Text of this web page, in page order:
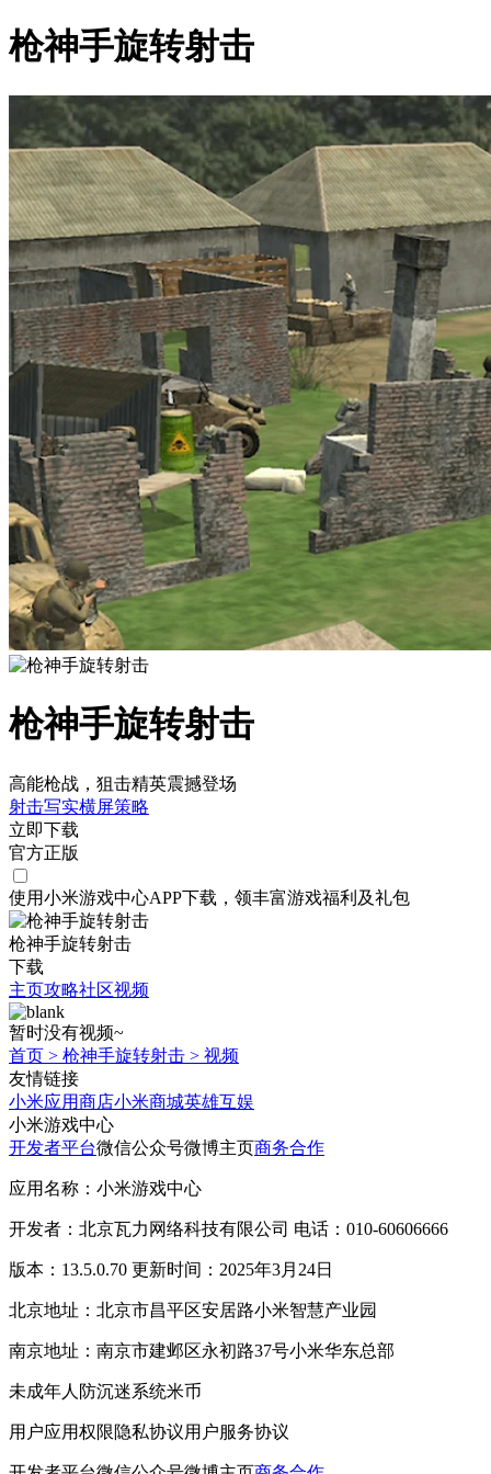
枪神手旋转射击
枪神手旋转射击
高能枪战，狙击精英震撼登场
射击写实横屏策略
立即下载
官方正版
使用小米游戏中心APP下载 ，领丰富游戏福利 及礼包
枪神手旋转射击
下载
主页攻略社区视频
暂时没有视频~
首页 > 枪神手旋转射击 > 视频
友情链接
小米应用商店小米商城英雄互娱
小米游戏中心
开发者平台微信公众号微博主页商务合作
应用名称：小米游戏中心
开发者：北京瓦力网络科技有限公司 电话：010-60606666
版本：13.5.0.70 更新时间：2025年3月24日
北京地址：北京市昌平区安居路小米智慧产业园
南京地址：南京市建邺区永初路37号小米华东总部
未成年人防沉迷系统米币
用户应用权限隐私协议用户服务协议